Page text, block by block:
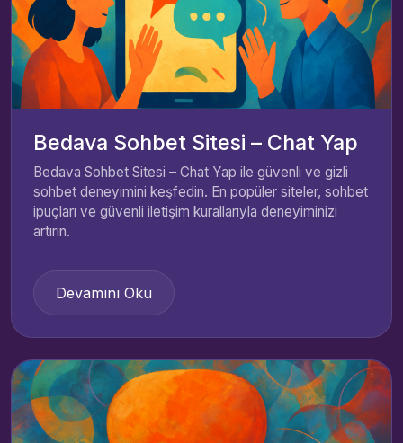
Bedava Sohbet Sitesi – Chat Yap
Bedava Sohbet Sitesi – Chat Yap ile güvenli ve gizli
sohbet deneyimini keşfedin. En popüler siteler, sohbet
ipuçları ve güvenli iletişim kurallarıyla deneyiminizi
artırın.
Devamını Oku